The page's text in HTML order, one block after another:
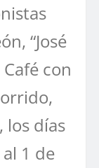
“José
con
los días
1 de